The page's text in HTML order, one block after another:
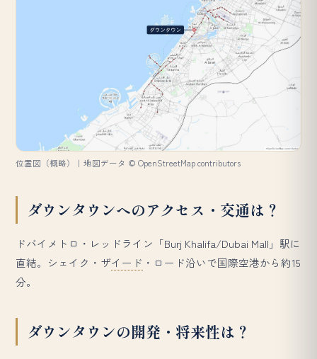
位置図（概略）｜地図データ © OpenStreetMap contributors
ダウンタウンへのアクセス・交通は？
ドバイメトロ・レッドライン「Burj Khalifa/Dubai Mall」駅に
直結。シェイク・ザイード ・ロード沿いで国際空港から約15
分。
ダウンタウンの開発・将来性は？